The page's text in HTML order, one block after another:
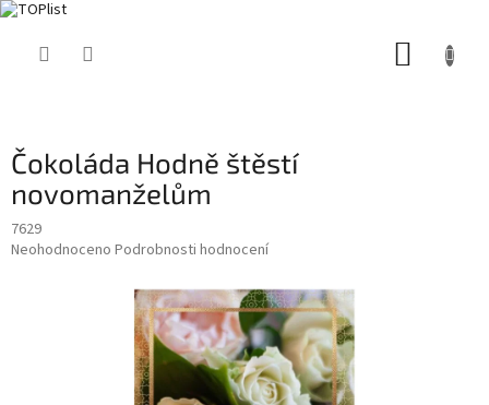
Čokoláda Hodně štěstí
novomanželům
7629
Průměrné
Neohodnoceno Podrobnosti hodnocení